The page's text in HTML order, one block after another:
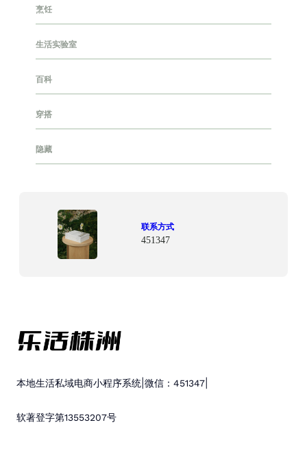
烹饪
生活实验室
百科
穿搭
隐藏
联系方式
451347
本地生活私域电商小程序系统 微信：451347
软著登字第13553207号